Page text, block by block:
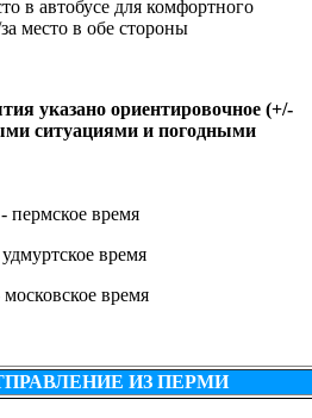
в автобусе для комфортного
место в обе стороны
указано ориентировочное (+/-
ситуациями и погодными
- пермское время
время
московское время
ИЗ ПЕРМИ